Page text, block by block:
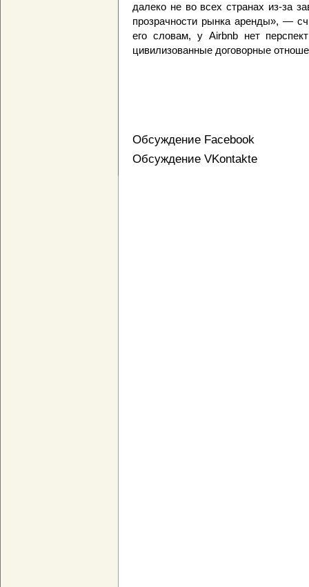
далеко не во всех странах из-за
прозрачности рынка аренды», —
его словам, у Airbnb нет
цивилизованные договорные
Обсуждение Facebook
Обсуждение VKontakte